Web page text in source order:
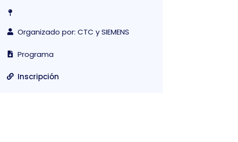
Organizado por: CTC y SIEMENS
Programa
Inscripción